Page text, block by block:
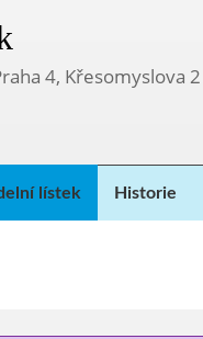
4, Křesomyslova 2
lístek Historie